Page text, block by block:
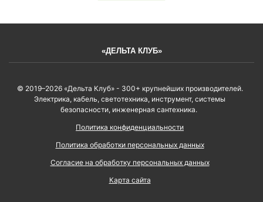
«ДЕЛЬТА КЛУБ»
© 2019–2026 «Дельта Клуб» - 300+ крупнейших производителей.
Электрика, кабель, светотехника, инструмент, системы
безопасности, инженерная сантехника.
Политика конфиденциальности
Политика обработки персональных данных
Согласие на обработку персональных данных
Карта сайта